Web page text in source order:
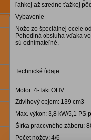
ľahkej až stredne ťažkej
Vybavenie:
Nože zo špeciálnej ocele
Pohodlná obsluha vďaka
sú odnímateľné.
Technické údaje:
Motor: 4-Takt OHV
Zdvihový objem: 139 cm3
Max. výkon: 3,8 kW/5,1 PS
Šírka pracovného záberu:
Počet nožov: 4/6